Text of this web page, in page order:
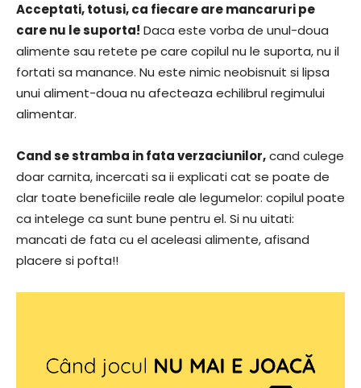
Acceptati, totusi, ca fiecare are mancaruri pe
care nu le suporta! Daca este vorba de unul-doua
alimente sau retete pe care copilul nu le suporta, nu il
fortati sa manance. Nu este nimic neobisnuit si lipsa
unui aliment-doua nu afecteaza echilibrul regimului
alimentar.
Cand se stramba in fata verzaciunilor,cand culege
doar carnita, incercati sa ii explicati cat se poate de
clar toate beneficiile reale ale legumelor: copilul poate
ca intelege ca sunt bune pentru el. Si nu uitati:
mancati de fata cu el aceleasi alimente, afisand
placere si pofta!!